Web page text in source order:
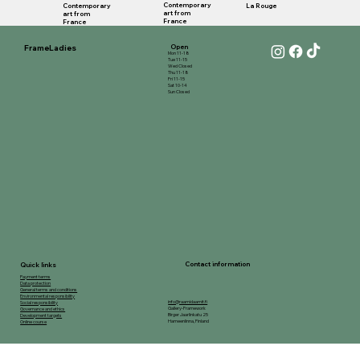
Contemporary
art from
France
Contemporary
art from
France
La Rouge
FrameLadies
Payment terms
Data protection
General terms and conditions
Environmental responsibility
Social responsibility
Governance and ethics
Development targets
Online course
Quick links Contact information
info@raamidaamit.fi
Gallery-Framework
Birger Jaarlinkatu 25
Hameenlinna, Finland
Mon 11-18
Tue 11-15
Wed Closed
Thu 11-18
Fri 11-15
Sat 10-14
Sun Closed
Open